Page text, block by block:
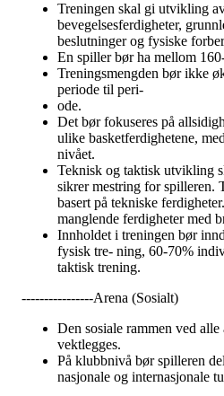
Treningen skal gi utvikling
bevegelsesferdigheter,
beslutninger og fysiske
En spiller bør ha mellom
Treningsmengden bør ikke
periode til peri-
ode.
Det bør fokuseres på
ulike basketferdighetene,
nivået.
Teknisk og taktisk utvikling
sikrer mestring for spilleren.
basert på tekniske
manglende ferdigheter med
Innholdet i treningen bør
fysisk tre- ning, 60-70%
taktisk trening.
----------------Arena (Sosialt)
Den sosiale rammen ved
vektlegges.
På klubbnivå bør spilleren
nasjonale og internasjonale